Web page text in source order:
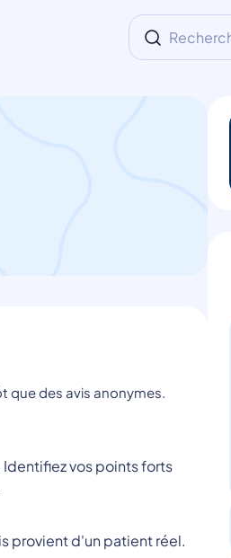
que des avis anonymes.
vos points forts
provient d'un patient réel.